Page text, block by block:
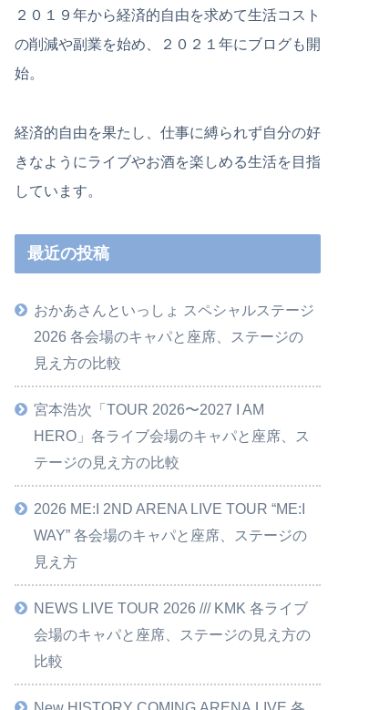
２０１９年から経済的自由を求めて生活コスト
の削減や副業を始め、２０２１年にブログも開
始。
経済的自由を果たし、仕事に縛られず自分の好
きなようにライブやお酒を楽しめる生活を目指
しています。
最近の投稿
おかあさんといっしょ スペシャルステージ
2026 各会場のキャパと座席、ステージの
見え方の比較
宮本浩次「TOUR 2026〜2027 I AM
HERO」各ライブ会場のキャパと座席、ス
テージの見え方の比較
2026 ME:I 2ND ARENA LIVE TOUR “ME:I
WAY” 各会場のキャパと座席、ステージの
見え方
NEWS LIVE TOUR 2026 /// KMK 各ライブ
会場のキャパと座席、ステージの見え方の
比較